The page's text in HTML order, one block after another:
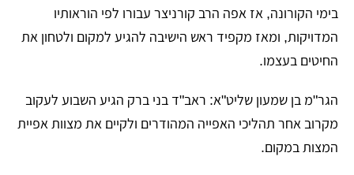
בימי הקורונה, אז אפה הרב קורניצר עבורו לפי הוראותיו
המדויקות, ומאז מקפיד ראש הישיבה להגיע למקום ולטחון את
החיטים בעצמו.
​הגר"מ בן שמעון שליט"א: ראב"ד בני ברק הגיע השבוע לעקוב
מקרוב אחר תהליכי האפייה המהודרים ולקיים את מצוות אפיית
המצות במקום.